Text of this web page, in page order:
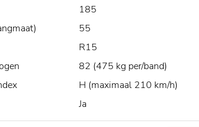
185
55
R15
82 (475 kg per/band)
H (maximaal 210 km/h)
Ja